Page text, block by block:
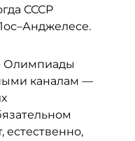
СССР
Олимпиады
каналам —
естественно,